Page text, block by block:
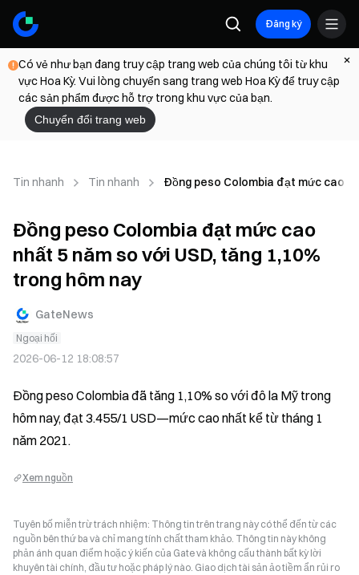
Đăng ký
Có vẻ như bạn đang truy cập trang web của chúng tôi từ khu
vực Hoa Kỳ. Vui lòng chuyển sang trang web Hoa Kỳ để truy cập
các sản phẩm được hỗ trợ trong khu vực của bạn.
Chuyển đổi trang web
Tin nhanh Tin nhanh Đồng peso Colombia đạt mức cao
Đồng peso Colombia đạt mức cao
nhất 5 năm so với USD, tăng 1,10%
trong hôm nay
GateNews
Ngoại hối
2026-06-12 18:08:57
Đồng peso Colombia đã tăng 1,10% so với đô la Mỹ trong
hôm nay, đạt 3.455/1 USD—mức cao nhất kể từ tháng 1
năm 2021.
Xem nguồn
Tuyên bố miễn trừ trách nhiệm: Thông tin trên trang này có thể đến từ các
nguồn bên thứ ba và chỉ mang tính chất tham khảo. Thông tin này không
phản ánh quan điểm hoặc ý kiến của Gate và không cấu thành bất kỳ lời
khuyên tài chính, đầu tư hoặc pháp lý nào. Giao dịch tài sản ảo tiềm ẩn rủi ro